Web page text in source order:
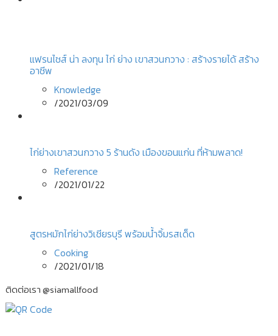
แฟรนไชส์ น่า ลงทุน ไก่ ย่าง เขาสวนกวาง : สร้างรายได้ สร้าง
อาชีพ
Knowledge
/2021/03/09
ไก่ย่างเขาสวนกวาง 5 ร้านดัง เมืองขอนแก่น ที่ห้ามพลาด!
Reference
/2021/01/22
สูตรหมักไก่ย่างวิเชียรบุรี พร้อมน้ำจิ้มรสเด็ด
Cooking
/2021/01/18
ติดต่อเรา @siamallfood